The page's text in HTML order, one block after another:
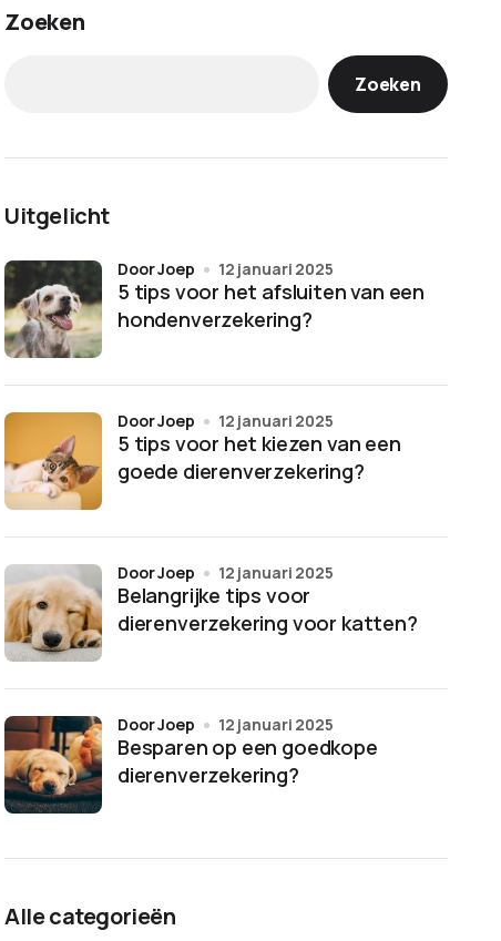
Zoeken
Zoeken
Uitgelicht
5 tips voor het afsluiten van een
hondenverzekering?
door Joep 12 januari 2025
5 tips voor het kiezen van een
goede dierenverzekering?
door Joep 12 januari 2025
Belangrijke tips voor
dierenverzekering voor katten?
door Joep 12 januari 2025
Besparen op een goedkope
dierenverzekering?
door Joep 12 januari 2025
Alle categorieën